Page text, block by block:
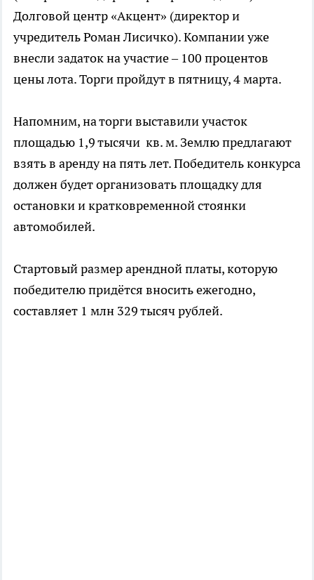
Долговой центр «Акцент» (директор и
учредитель Роман Лисичко). Компании уже
внесли задаток на участие – 100 процентов
цены лота. Торги пройдут в пятницу, 4 марта.
Напомним, на торги выставили участок
площадью 1,9 тысячи кв. м. Землю предлагают
взять в аренду на пять лет. Победитель конкурса
должен будет организовать площадку для
остановки и кратковременной стоянки
автомобилей.
Стартовый размер арендной платы, которую
победителю придётся вносить ежегодно,
составляет 1 млн 329 тысяч рублей.